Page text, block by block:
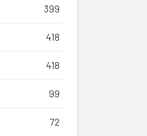
399
418
418
99
72